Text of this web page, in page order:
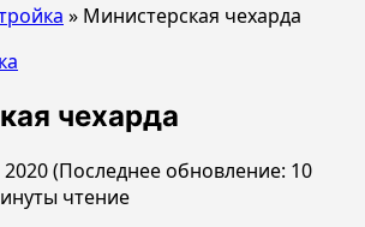
» Министерская чехарда
чехарда
(Последнее обновление: 10
чтение